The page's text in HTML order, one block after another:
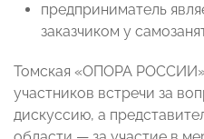
предприниматель
заказчиком у
Томская «ОПОРА РОССИИ»
участников встречи за
дискуссию, а